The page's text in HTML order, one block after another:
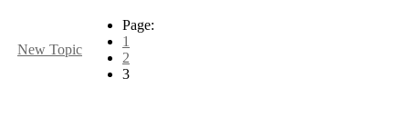
New Topic
Page:
1
2
3